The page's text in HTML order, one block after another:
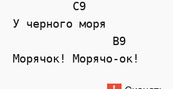
         C9
У черного моря
               B9